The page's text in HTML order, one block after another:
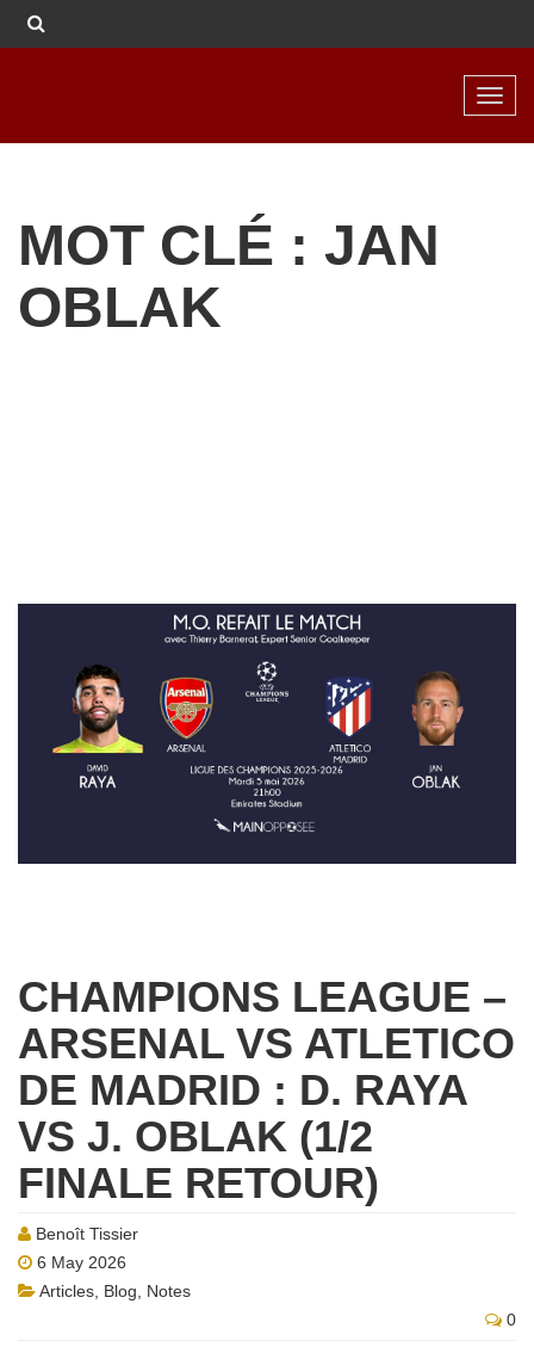
MOT CLÉ : JAN
OBLAK
CHAMPIONS LEAGUE –
ARSENAL VS ATLETICO
DE MADRID : D. RAYA
VS J. OBLAK (1/2
FINALE RETOUR)
Benoît Tissier
6 May 2026
Articles Blog
Notes
0